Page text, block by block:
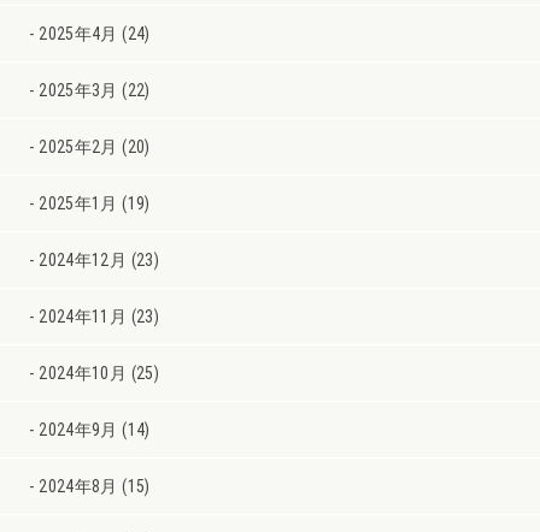
2025年4月 (24)
2025年3月 (22)
2025年2月 (20)
2025年1月 (19)
2024年12月 (23)
2024年11月 (23)
2024年10月 (25)
2024年9月 (14)
2024年8月 (15)